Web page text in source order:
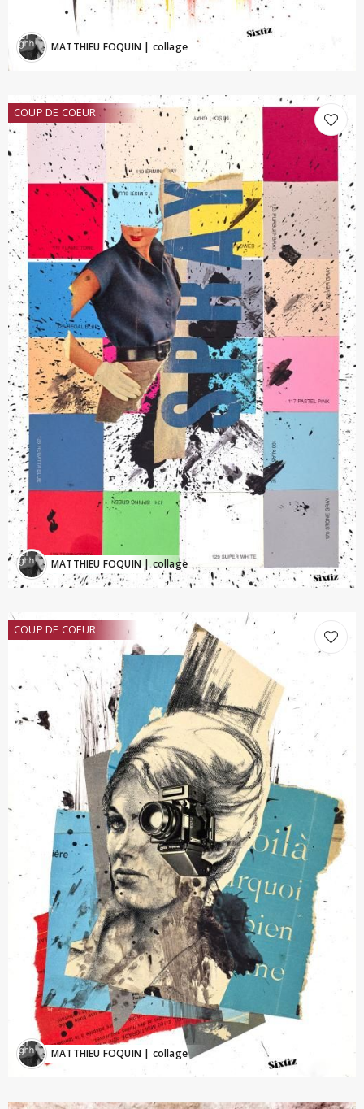
MATTHIEU FOQUIN | collage
COUP DE COEUR
MATTHIEU FOQUIN | collage
COUP DE COEUR
MATTHIEU FOQUIN | collage